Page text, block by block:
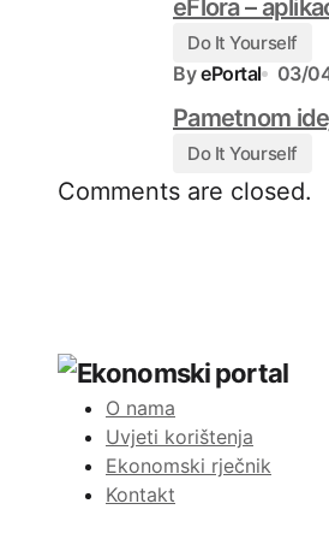
eFlora –
Do It Yourself
By ePortal 03/
Pametnom
Do It Yourself
Comments are closed.
O nama
Uvjeti korištenja
Ekonomski rječnik
Kontakt